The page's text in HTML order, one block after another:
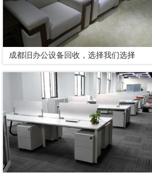
成都旧办公设备回收，选择我们选择